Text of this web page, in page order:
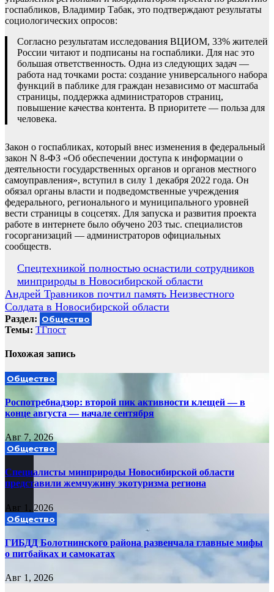
госпабликов, Владимир Табак, это подтверждают результаты
социологических опросов:
Согласно результатам исследования ВЦИОМ, 33% жителей
России читают и подписаны на госпаблики. Для нас это
большая ответственность. Одна из следующих задач —
работа над точками роста: создание универсального набора
функций в паблике для граждан независимо от масштаба
страницы, поддержка администраторов страниц,
повышение качества контента. В приоритете — польза для
человека.
Закон о госпабликах, который внес изменения в федеральный
закон N 8-ФЗ «Об обеспечении доступа к информации о
деятельности государственных органов и органов местного
самоуправления», вступил в силу 1 декабря 2022 года. Он
обязал органы власти и подведомственные учреждения
федерального, регионального и муниципального уровней
вести страницы в соцсетях. Для запуска и развития проекта
работе в интернете было обучено 203 тыс. специалистов
госорганизаций — администраторов официальных
сообществ.
Навигация
по
записям
Спецтехникой полностью оснастили сотрудников
минприроды в Новосибирской области
Андрей Травников почтил память Неизвестного
Солдата в Новосибирской области
Раздел: Общество
Темы: ТГпост
Похожая запись
Общество
Роспотребнадзор: второй пик активности клещей — в
конце августа — начале сентября
Авг 7, 2026
Общество
Специалисты минприроды Новосибирской области
представили жемчужину экотуризма региона
Авг 1, 2026
Общество
ГИБДД Болотнинского района развенчала главные мифы
о питбайках и самокатах
Авг 1, 2026